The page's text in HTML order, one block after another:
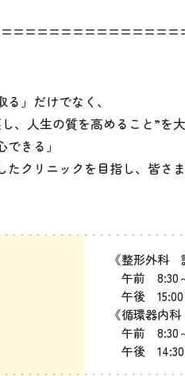
」だけでなく、
、人生の質を高めること”を
できる」
たクリニックを目指し、皆さ
《整形外科
午前 8:30
午後 15:00
《循環器内
午前 8:30
午後 14:30